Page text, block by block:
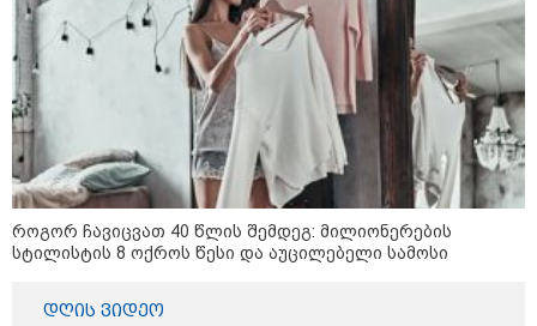
"აშშ კვლავაც ღრმად
შეშფოთებულია რუსეთის მიერ
საქართველოს ტერიტორიის
განგრძობადი ოკუპაციით" -
აშშ-ის საელჩო
კატეგორიის ყველა სიახლე
როგორ ჩავიცვათ 40 წლის შემდეგ: მილიონერების
სტილისტის 8 ოქროს წესი და აუცილებელი სამოსი
დღის ვიდეო